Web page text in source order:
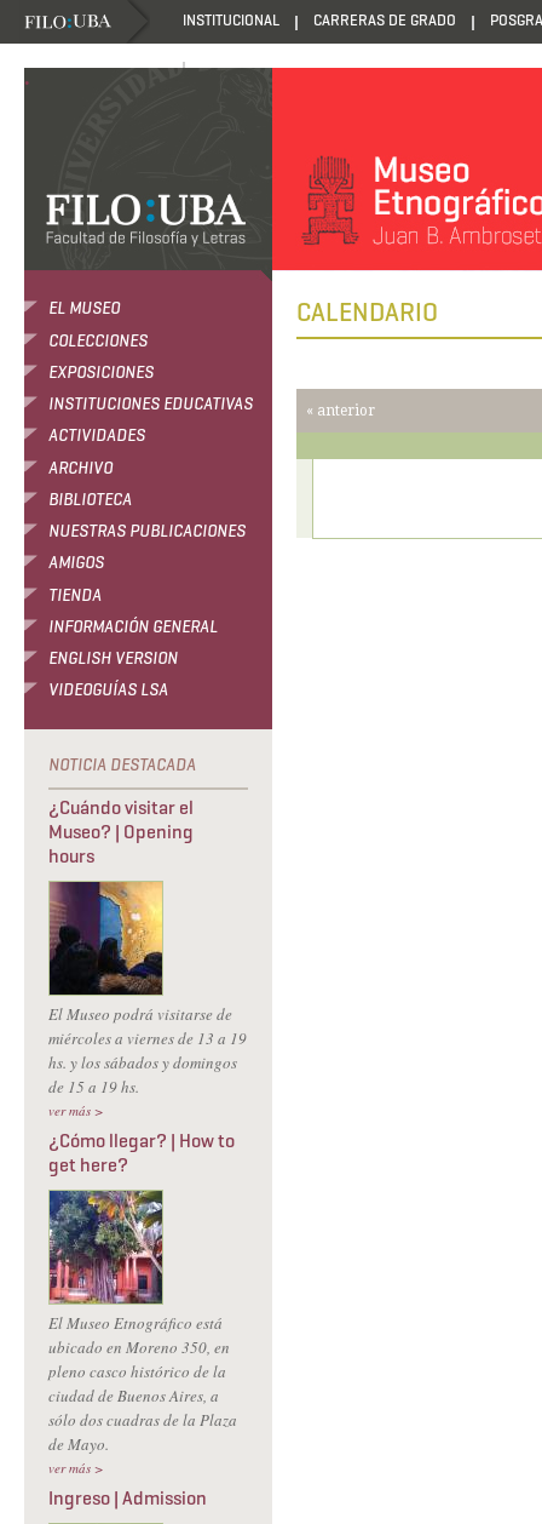
INSTITUCIONAL CARRERAS DE GRADO
DANZANTES DE LA LUZ
.
EL MUSEO
COLECCIONES
EXPOSICIONES
INSTITUCIONES EDUCATIVAS
ACTIVIDADES
ARCHIVO
BIBLIOTECA
NUESTRAS PUBLICACIONES
AMIGOS
TIENDA
INFORMACIÓN GENERAL
ENGLISH VERSION
VIDEOGUÍAS LSA
¿Cuándo visitar el
Museo? | Opening
hours
El Museo podrá visitarse de
miércoles a viernes de 13 a 19
hs. y los sábados y domingos
de 15 a 19 hs.
ver más >
¿Cómo llegar? | How to
get here?
El Museo Etnográfico está
ubicado en Moreno 350, en
pleno casco histórico de la
ciudad de Buenos Aires, a
sólo dos cuadras de la Plaza
de Mayo.
ver más >
Ingreso | Admission
CALENDARIO
« anterior